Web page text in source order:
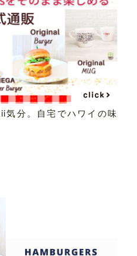
気分。自宅でハワイの味